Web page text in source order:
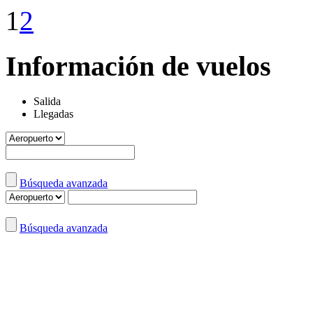
12
Información de vuelos
Salida
Llegadas
Búsqueda avanzada
Búsqueda avanzada